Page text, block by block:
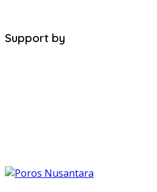
Support by